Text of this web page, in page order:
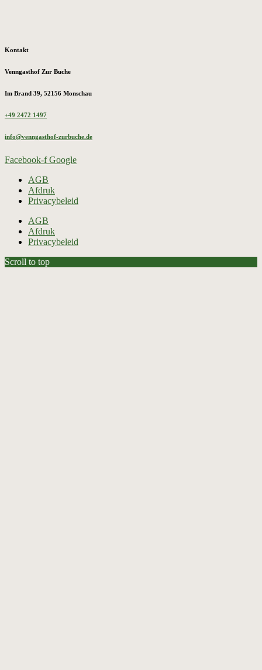
Kontakt
Venngasthof Zur Buche
Im Brand 39, 52156 Monschau
+49 2472 1497
info@venngasthof-zurbuche.de
Facebook-f Google
AGB
Afdruk
Privacybeleid
AGB
Afdruk
Privacybeleid
Scroll to top